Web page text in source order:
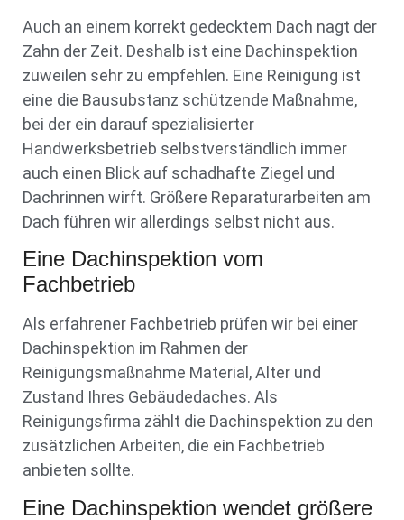
Auch an einem korrekt gedecktem Dach nagt der
Zahn der Zeit. Deshalb ist eine Dachinspektion
zuweilen sehr zu empfehlen. Eine Reinigung ist
eine die Bausubstanz schützende Maßnahme,
bei der ein darauf spezialisierter
Handwerksbetrieb selbstverständlich immer
auch einen Blick auf schadhafte Ziegel und
Dachrinnen wirft. Größere Reparaturarbeiten am
Dach führen wir allerdings selbst nicht aus.
Eine Dachinspektion vom
Fachbetrieb
Als erfahrener Fachbetrieb prüfen wir bei einer
Dachinspektion im Rahmen der
Reinigungsmaßnahme Material, Alter und
Zustand Ihres Gebäudedaches. Als
Reinigungsfirma zählt die Dachinspektion zu den
zusätzlichen Arbeiten, die ein Fachbetrieb
anbieten sollte.
Eine Dachinspektion wendet größere